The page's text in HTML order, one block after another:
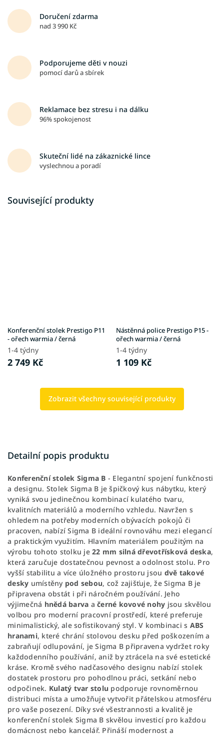
Doručení zdarma
nad 3 990 Kč
Podporujeme děti v nouzi
pomocí darů a sbírek
Reklamace bez stresu i na dálku
96% spokojenost
Skuteční lidé na zákaznické lince
vyslechnou a poradí
Související produkty
Konferenční stolek Prestigo P11
- ořech warmia / černá
1-4 týdny
2 749 Kč
Nástěnná police Prestigo P15 -
ořech warmia / černá
1-4 týdny
1 109 Kč
Zobrazit všechny související produkty
Detailní popis produktu
Konferenční stolek Sigma B - Elegantní spojení funkčnosti
a designu. Stolek Sigma B je špičkový kus nábytku, který
vyniká svou jedinečnou kombinací kulatého tvaru,
kvalitních materiálů a moderního vzhledu. Navržen s
ohledem na potřeby moderních obývacích pokojů či
pracoven, nabízí Sigma B ideální rovnováhu mezi elegancí
a praktickým využitím. Hlavním materiálem použitým na
výrobu tohoto stolku je 22 mm silná dřevotřísková deska,
která zaručuje dostatečnou pevnost a odolnost stolu. Pro
vyšší stabilitu a více úložného prostoru jsou dvě takové
desky umístěny pod sebou, což zajišťuje, že Sigma B je
připravena obstát i při náročném používání. Jeho
výjimečná hnědá barva a černé kovové nohy jsou skvělou
volbou pro moderní pracovní prostředí, které preferuje
minimalistický, ale sofistikovaný styl. V kombinaci s ABS
hranami, které chrání stolovou desku před poškozením a
zabraňují odlupování, je Sigma B připravena vydržet roky
každodenního používání, aniž by ztrácela na své estetické
kráse. Kromě svého nadčasového designu nabízí stolek
dostatek prostoru pro pohodlnou práci, setkání nebo
odpočinek. Kulatý tvar stolu podporuje rovnoměrnou
distribuci místa a umožňuje vytvořit přátelskou atmosféru
pro vaše posezení. Díky své všestrannosti a kvalitě je
konferenční stolek Sigma B skvělou investicí pro každou
domácnost nebo kancelář. Přináší modernost a